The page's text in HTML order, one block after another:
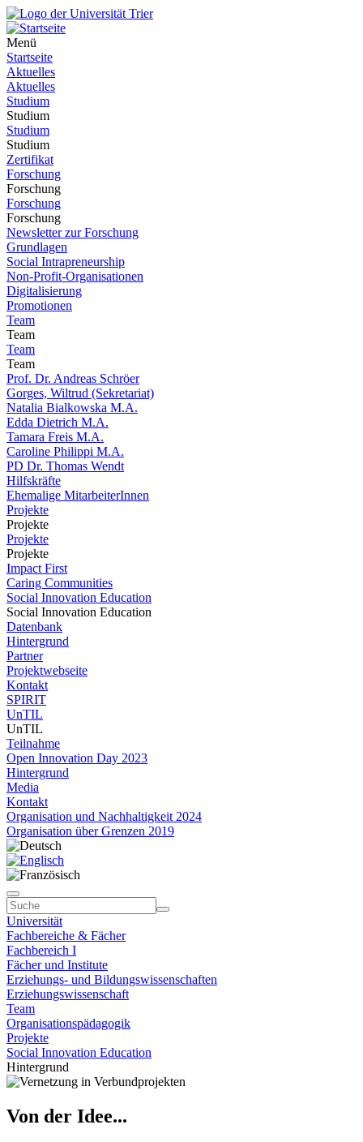
Menü
Startseite
Aktuelles
Aktuelles
Studium
Studium
Studium
Studium
Zertifikat
Forschung
Forschung
Forschung
Forschung
Newsletter zur Forschung
Grundlagen
Social Intrapreneurship
Non-Profit-Organisationen
Digitalisierung
Promotionen
Team
Team
Team
Team
Prof. Dr. Andreas Schröer
Gorges, Wiltrud (Sekretariat)
Natalia Bialkowska M.A.
Edda Dietrich M.A.
Tamara Freis M.A.
Caroline Philippi M.A.
PD Dr. Thomas Wendt
Hilfskräfte
Ehemalige MitarbeiterInnen
Projekte
Projekte
Projekte
Projekte
Impact First
Caring Communities
Social Innovation Education
Social Innovation Education
Datenbank
Hintergrund
Partner
Projektwebseite
Kontakt
SPIRIT
UnTIL
UnTIL
Teilnahme
Open Innovation Day 2023
Hintergrund
Media
Kontakt
Organisation und Nachhaltigkeit 2024
Organisation über Grenzen 2019
Universität
Fachbereiche & Fächer
Fachbereich I
Fächer und Institute
Erziehungs- und Bildungswissenschaften
Erziehungswissenschaft
Team
Organisationspädagogik
Projekte
Social Innovation Education
Hintergrund
Von der Idee...